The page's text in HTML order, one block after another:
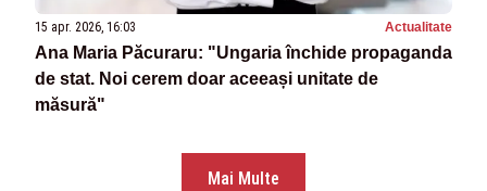
15 apr. 2026, 16:03 Actualitate
Ana Maria Păcuraru: "Ungaria închide propaganda
de stat. Noi cerem doar aceeași unitate de
măsură"
Mai Multe